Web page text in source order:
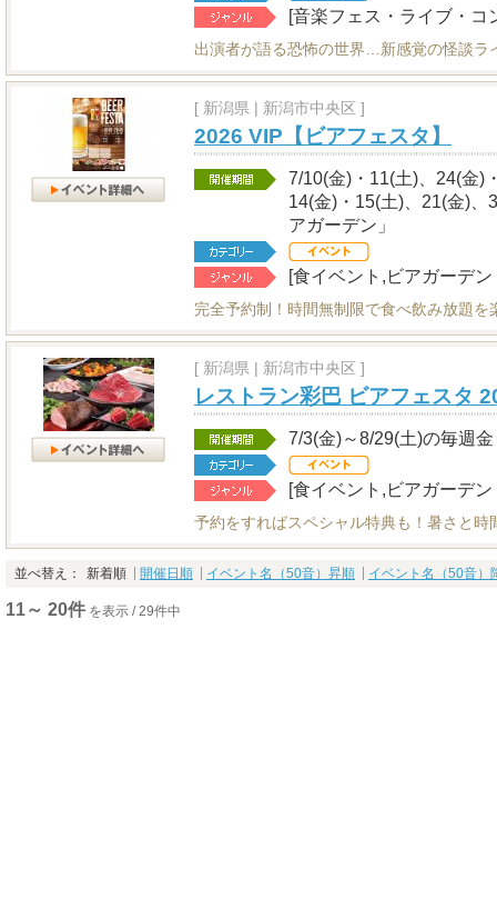
[音楽フェス・ライブ・コ
出演者が語る恐怖の世界…新感覚の怪談ラ
[ 新潟県 | 新潟市中央区 ]
2026 VIP【ビアフェスタ】
7/10(金)・11(土)、24(金)
14(金)・15(土)、21(金)
アガーデン」
[食イベント,ビアガーデ
完全予約制！時間無制限で食べ飲み放題
[ 新潟県 | 新潟市中央区 ]
レストラン彩巴 ビアフェスタ
7/3(金)～8/29(土)の毎週
[食イベント,ビアガーデ
予約をすればスペシャル特典も！暑さと時
並べ替え： 新着順 開催日順 イベント名（50音）昇順 イベント名（50音）
11～ 20件 を表示 / 29件中